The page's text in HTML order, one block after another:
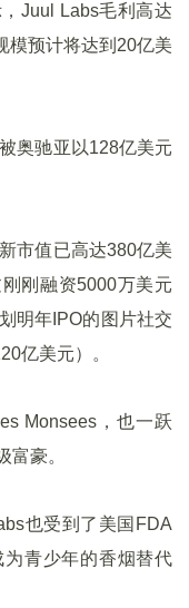
Juul Labs毛利高达
模预计将达到20亿美
奥驰亚以128亿美元
市值已高达380亿美
刚融资5000万美元
明年IPO的图片社交
亿美元）。
Monsees，也一跃
富豪。
也受到了美国FDA
青少年的香烟替代